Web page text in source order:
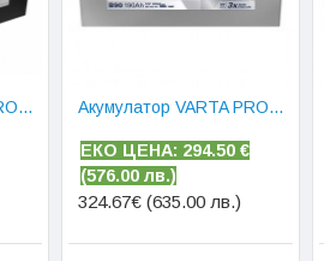
Акумулатор VARTA PROMOTIVE HD 180 AH Акумулатор VARTA PROMOTIVE EFB 190 AH
ЕКО ЦЕНА: 294.50 €
(576.00 лв.)
324.67€ (635.00 лв.)